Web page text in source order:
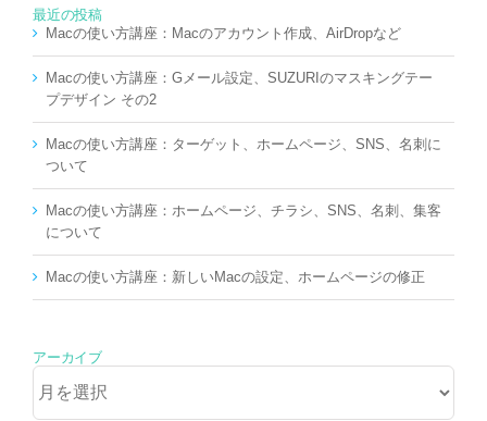
最近の投稿
Macの使い方講座：Macのアカウント作成、AirDropなど
Macの使い方講座：Gメール設定、SUZURIのマスキングテー
プデザイン その2
Macの使い方講座：ターゲット、ホームページ、SNS、名刺に
ついて
Macの使い方講座：ホームページ、チラシ、SNS、名刺、集客
について
Macの使い方講座：新しいMacの設定、ホームページの修正
アーカイブ
ー